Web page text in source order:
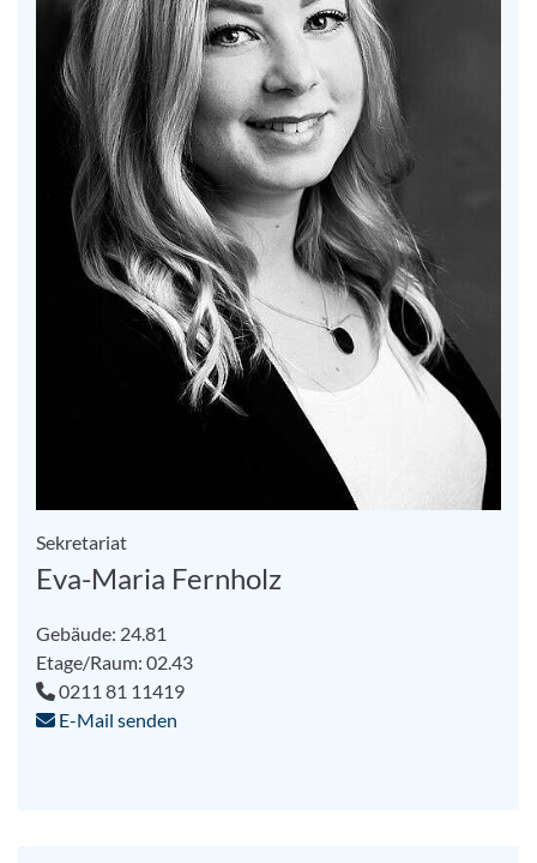
Sekretariat
Eva-Maria Fernholz
Gebäude: 24.81
Etage/Raum: 02.43
0211 81 11419
E-Mail senden